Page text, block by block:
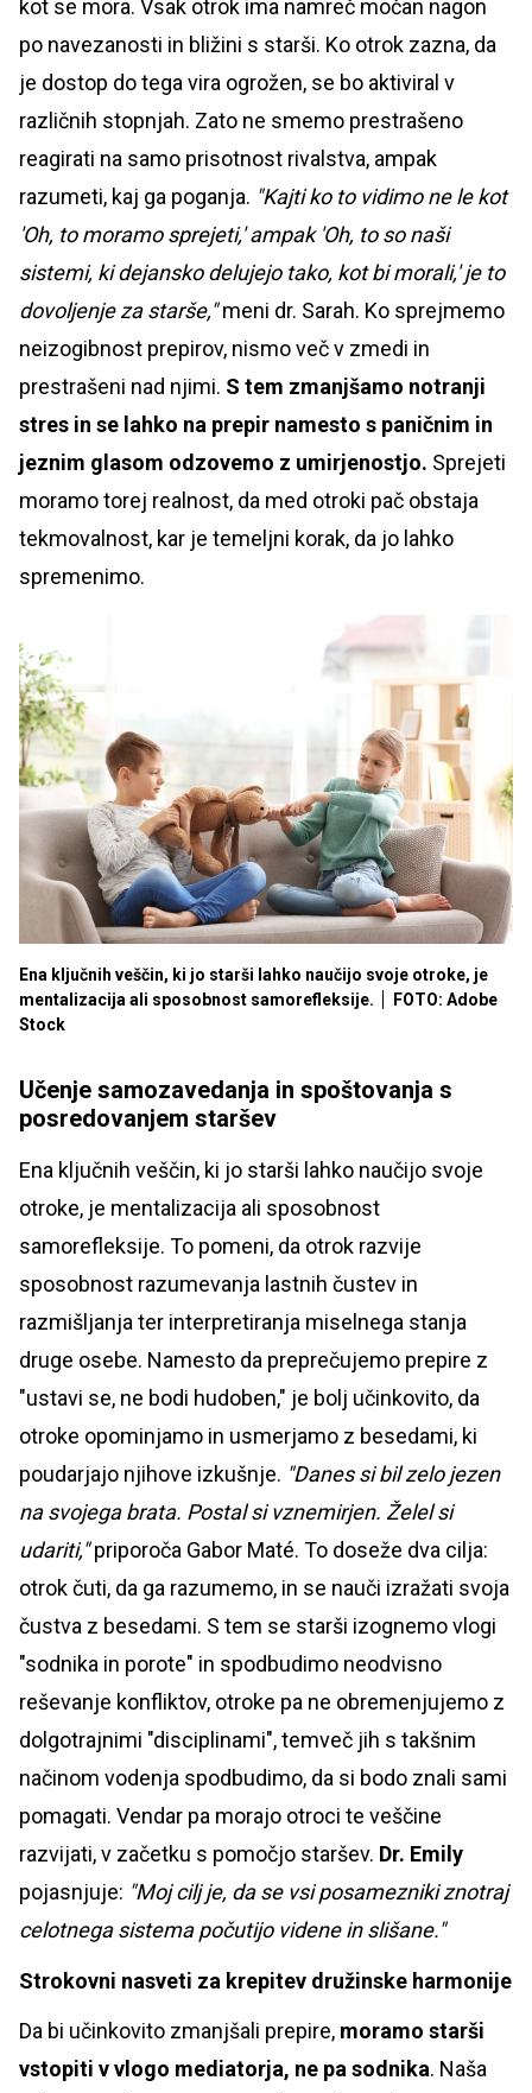
kot se mora. Vsak otrok ima namreč močan nagon
po navezanosti in bližini s starši. Ko otrok zazna, da
je dostop do tega vira ogrožen, se bo aktiviral v
različnih stopnjah. Zato ne smemo prestrašeno
reagirati na samo prisotnost rivalstva, ampak
razumeti, kaj ga poganja. "Kajti ko to vidimo ne le kot
'Oh, to moramo sprejeti,' ampak 'Oh, to so naši
sistemi, ki dejansko delujejo tako, kot bi morali,' je to
dovoljenje za starše,"meni dr. Sarah. Ko sprejmemo
neizogibnost prepirov, nismo več v zmedi in
prestrašeni nad njimi. S tem zmanjšamo notranji
stres in se lahko na prepir namesto s paničnim in
jeznim glasom odzovemo z umirjenostjo. Sprejeti
moramo torej realnost, da med otroki pač obstaja
tekmovalnost, kar je temeljni korak, da jo lahko
spremenimo.
Ena ključnih veščin, ki jo starši lahko naučijo svoje otroke, je
mentalizacija ali sposobnost samorefleksije.
FOTO: Adobe
Stock
Učenje samozavedanja in spoštovanja s
posredovanjem staršev
Ena ključnih veščin, ki jo starši lahko naučijo svoje
otroke, je mentalizacija ali sposobnost
samorefleksije. To pomeni, da otrok razvije
sposobnost razumevanja lastnih čustev in
razmišljanja ter interpretiranja miselnega stanja
druge osebe. Namesto da preprečujemo prepire z
"ustavi se, ne bodi hudoben," je bolj učinkovito, da
otroke opominjamo in usmerjamo z besedami, ki
poudarjajo njihove izkušnje. "Danes si bil zelo jezen
na svojega brata. Postal si vznemirjen. Želel si
udariti,"priporoča Gabor Maté. To doseže dva cilja:
otrok čuti, da ga razumemo, in se nauči izražati svoja
čustva z besedami. S tem se starši izognemo vlogi
"sodnika in porote" in spodbudimo neodvisno
reševanje konfliktov, otroke pa ne obremenjujemo z
dolgotrajnimi "disciplinami", temveč jih s takšnim
načinom vodenja spodbudimo, da si bodo znali sami
pomagati. Vendar pa morajo otroci te veščine
razvijati, v začetku s pomočjo staršev. Dr. Emily
pojasnjuje: "Moj cilj je, da se vsi posamezniki znotraj
celotnega sistema počutijo videne in slišane."
Strokovni nasveti za krepitev družinske harmonije
Da bi učinkovito zmanjšali prepire, moramo starši
vstopiti v vlogo mediatorja, ne pa sodnika. Naša